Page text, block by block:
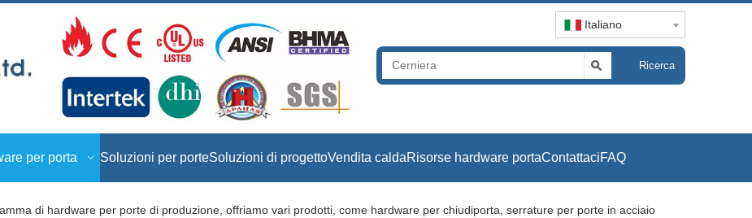
Italiano
Ricerca
per porta Soluzioni per porteSoluzioni di progettoVendita caldaRisorse hardware portaContattaciFAQ
di hardware per porte di produzione, offriamo vari prodotti, come hardware per chiudiporta, serrature per porte in acciaio